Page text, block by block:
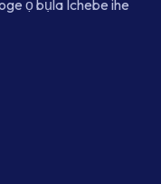
ọ bụla Ichebe ihe